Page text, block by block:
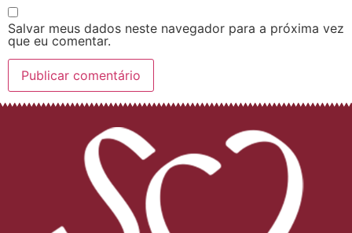
Salvar meus dados neste navegador para a próxima vez
que eu comentar.